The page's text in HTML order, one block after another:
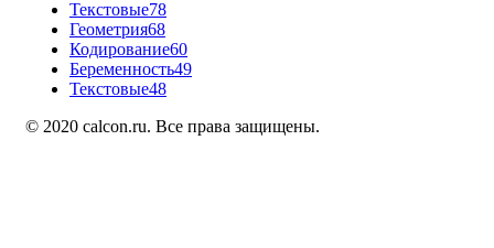
Текстовые78
Геометрия68
Кодирование60
Беременность49
Текстовые48
© 2020 calcon.ru. Все права защищены.